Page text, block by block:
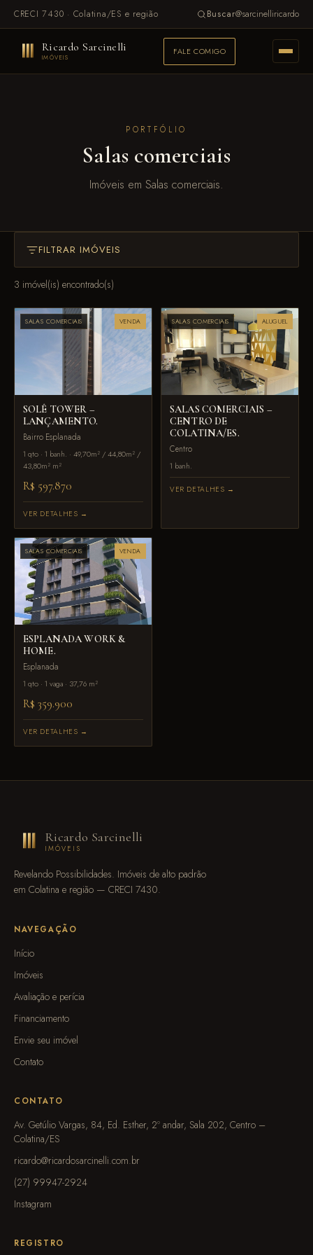
CRECI 7430 · Colatina/ES e região Buscar@sarcinelliricardo
Ricardo Sarcinelli
IMÓVEIS
FALE COMIGO
PORTFÓLIO
Salas comerciais
Imóveis em Salas comerciais.
FILTRAR IMÓVEIS
3 imóvel(is) encontrado(s)
SALAS COMERCIAIS VENDA
SOLÊ TOWER –
LANÇAMENTO.
Bairro Esplanada
1 qto · 1 banh. · 49,70m² / 44,80m² /
43,80m² m²
R$ 597.870
VER DETALHES →
SALAS COMERCIAIS ALUGUEL
SALAS COMERCIAIS –
CENTRO DE
COLATINA/ES.
Centro
1 banh.
VER DETALHES →
SALAS COMERCIAIS VENDA
ESPLANADA WORK &
HOME.
Esplanada
1 qto · 1 vaga · 37,76 m²
R$ 359.900
VER DETALHES →
Ricardo Sarcinelli
IMÓVEIS
Revelando Possibilidades. Imóveis de alto padrão
em Colatina e região — CRECI 7430.
NAVEGAÇÃO
Início
Imóveis
Avaliação e perícia
Financiamento
Envie seu imóvel
Contato
CONTATO
Av. Getúlio Vargas, 84, Ed. Esther, 2º andar, Sala 202, Centro –
Colatina/ES
ricardo@ricardosarcinelli.com.br
(27) 99947-2924
Instagram
REGISTRO